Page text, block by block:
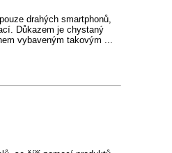
drahých smartphonů,
Důkazem je chystaný
vybaveným takovým ...